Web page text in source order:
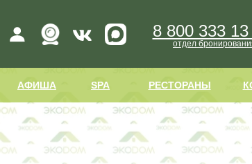
КОНТАКТЫ
РЕСТОРАНЫ
АКЦИИ SPA 8 800 333
отдел
РЕСТОРАНЫ
SPA
АФИША